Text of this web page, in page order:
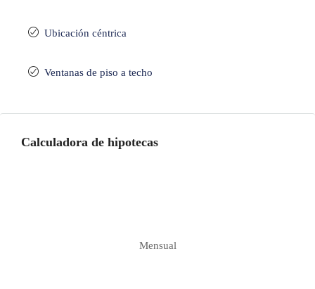
Ubicación céntrica
Ventanas de piso a techo
Calculadora de hipotecas
Mensual